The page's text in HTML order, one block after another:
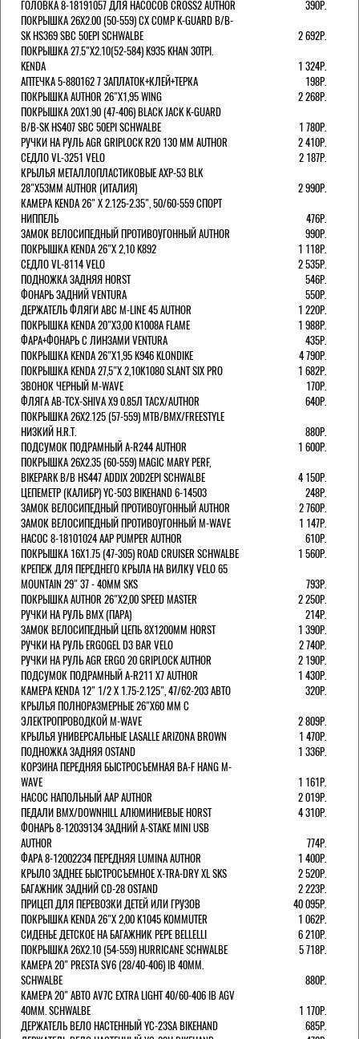
ГОЛОВКА 8-18191057 ДЛЯ НАСОСОВ CROSS2 AUTHOR
390Р.
ПОКРЫШКА 26X2.00 (50-559) CX COMP K-GUARD B/B-
SK HS369 SBC 50EPI SCHWALBE
2 692Р.
ПОКРЫШКА 27.5"Х2.10(52-584) K935 KHAN 30TPI.
KENDA
1 324Р.
АПТЕЧКА 5-880162 7 ЗАПЛАТОК+КЛЕЙ+ТЕРКА
198Р.
ПОКРЫШКА AUTHOR 26"Х1,95 WING
2 268Р.
ПОКРЫШКА 20X1.90 (47-406) BLACK JACK K-GUARD
B/B-SK HS407 SBC 50EPI SCHWALBE
1 780Р.
РУЧКИ НА РУЛЬ AGR GRIPLOCK R20 130 ММ AUTHOR
2 410Р.
СЕДЛО VL-3251 VELO
2 187Р.
КРЫЛЬЯ МЕТАЛЛОПЛАСТИКОВЫЕ AXP-53 BLK
28"Х53ММ AUTHOR (ИТАЛИЯ)
2 990Р.
КАМЕРА KENDA 26" Х 2.125-2.35", 50/60-559 СПОРТ
НИППЕЛЬ
476Р.
ЗАМОК ВЕЛОСИПЕДНЫЙ ПРОТИВОУГОННЫЙ AUTHOR
990Р.
ПОКРЫШКА KENDA 26"Х 2,10 K892
1 118Р.
СЕДЛО VL-8114 VELO
2 535Р.
ПОДНОЖКА ЗАДНЯЯ HORST
546Р.
ФОНАРЬ ЗАДНИЙ VENTURA
550Р.
ДЕРЖАТЕЛЬ ФЛЯГИ АВС M-LINE 45 AUTHOR
1 220Р.
ПОКРЫШКА KENDA 20"Х3,00 K1008A FLAME
1 988Р.
ФАРА+ФОНАРЬ С ЛИНЗАМИ VENTURA
435Р.
ПОКРЫШКА KENDA 26"Х1,95 K946 KLONDIKE
4 790Р.
ПОКРЫШКА KENDA 27,5"Х 2,10K1080 SLANT SIX PRO
1 682Р.
ЗВОНОК ЧЕРНЫЙ M-WAVE
170Р.
ФЛЯГА AB-TCX-SHIVA X9 0.85Л TACX/AUTHOR
640Р.
ПОКРЫШКА 26X2.125 (57-559) MTB/BMX/FREESTYLE
НИЗКИЙ H.R.T.
880Р.
ПОДСУМОК ПОДРАМНЫЙ A-R244 AUTHOR
1 600Р.
ПОКРЫШКА 26X2.35 (60-559) MAGIC MARY PERF,
BIKEPARK B/B HS447 ADDIX 20D2EPI SCHWALBE
4 150Р.
ЦЕПЕМЕТР (КАЛИБР) YC-503 BIKEHAND 6-14503
248Р.
ЗАМОК ВЕЛОСИПЕДНЫЙ ПРОТИВОУГОННЫЙ AUTHOR
2 760Р.
ЗАМОК ВЕЛОСИПЕДНЫЙ ПРОТИВОУГОННЫЙ M-WAVE
1 147Р.
НАСОС 8-18101024 AAP PUMPER AUTHOR
610Р.
ПОКРЫШКА 16X1.75 (47-305) ROAD CRUISER SCHWALBE
1 560Р.
КРЕПЕЖ ДЛЯ ПЕРЕДНЕГО КРЫЛА НА ВИЛКУ VELO 65
MOUNTAIN 29" 37 - 40ММ SKS
793Р.
ПОКРЫШКА AUTHOR 26"Х2,00 SPEED MASTER
2 250Р.
РУЧКИ НА РУЛЬ BMX (ПАРА)
214Р.
ЗАМОК ВЕЛОCИПЕДНЫЙ ЦЕПЬ 8Х1200ММ HORST
1 390Р.
РУЧКИ НА РУЛЬ ERGOGEL D3 BAR VELO
2 740Р.
РУЧКИ НА РУЛЬ AGR ERGO 20 GRIPLOCK AUTHOR
2 190Р.
ПОДСУМОК ПОДРАМНЫЙ A-R211 X7 AUTHOR
1 430Р.
КАМЕРА KENDA 12" 1/2 Х 1.75-2.125", 47/62-203 АВТО
320Р.
КРЫЛЬЯ ПОЛНОРАЗМЕРНЫЕ 26"Х60 ММ С
ЭЛЕКТРОПРОВОДКОЙ M-WAVE
2 809Р.
КРЫЛЬЯ УНИВЕРСАЛЬНЫЕ LASALLE ARIZONA BROWN
1 470Р.
ПОДНОЖКА ЗАДНЯЯ OSTAND
1 336Р.
КОРЗИНА ПЕРЕДНЯЯ БЫСТРОСЪЕМНАЯ BA-F HANG M-
WAVE
1 161Р.
НАСОС НАПОЛЬНЫЙ AAP AUTHOR
2 019Р.
ПЕДАЛИ BMX/DOWNHILL АЛЮМИНИЕВЫЕ HORST
4 310Р.
ФОНАРЬ 8-12039134 ЗАДНИЙ A-STAKE MINI USB
AUTHOR
774Р.
ФАРА 8-12002234 ПЕРЕДНЯЯ LUMINA AUTHOR
1 400Р.
КРЫЛО ЗАДНЕЕ БЫСТРОСЪЕМНОЕ X-TRA-DRY XL SKS
2 520Р.
БАГАЖНИК ЗАДНИЙ CD-28 OSTAND
2 223Р.
ПРИЦЕП ДЛЯ ПЕРЕВОЗКИ ДЕТЕЙ ИЛИ ГРУЗОВ
40 095Р.
ПОКРЫШКА KENDA 26"Х 2,00 K1045 KOMMUTER
1 062Р.
СИДЕНЬЕ ДЕТСКОЕ НА БАГАЖНИК PEPE BELLELLI
6 210Р.
ПОКРЫШКА 26X2.10 (54-559) HURRICANE SCHWALBE
5 718Р.
КАМЕРА 20" PRESTA SV6 (28/40-406) IB 40MM.
SCHWALBE
880Р.
КАМЕРА 20" АВТО AV7C EXTRA LIGHT 40/60-406 IB AGV
40MM. SCHWALBE
1 170Р.
ДЕРЖАТЕЛЬ ВЕЛО НАСТЕННЫЙ YC-23SA BIKEHAND
685Р.